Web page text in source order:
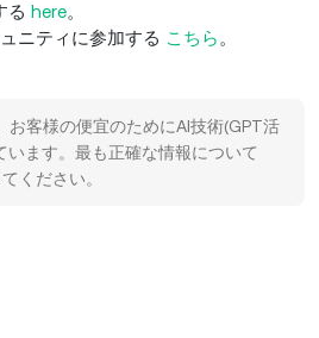
る here。
ニティに参加する こちら 。
お客様の便宜のためにAI技術(GPT活
います。最も正確な情報について
ください。